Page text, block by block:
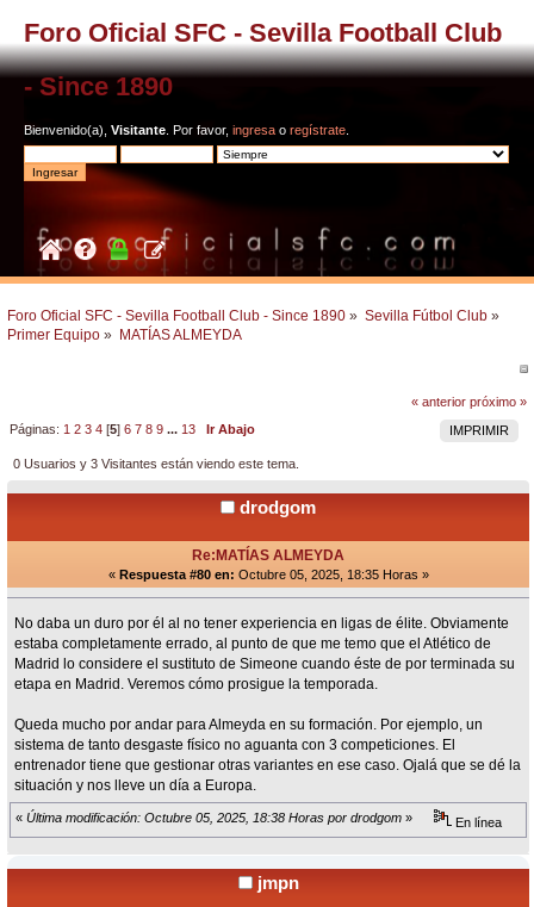
Foro Oficial SFC - Sevilla Football Club
- Since 1890
Bienvenido(a), Visitante . Por favor, ingresa o regístrate
Foro Oficial SFC - Sevilla Football Club - Since 1890 » Sevilla Fútbol Club »
Primer Equipo » MATÍAS ALMEYDA
« anterior próximo »
IMPRIMIR
Páginas: 1 2 3 4 [5]6 7 8 9 ... 13 Ir Abajo
0 Usuarios y 3 Visitantes están viendo este tema.
drodgom
Re:MATÍAS ALMEYDA
« Respuesta #80 en: Octubre 05, 2025, 18:35 Horas »
No daba un duro por él al no tener experiencia en ligas de élite. Obviamente
estaba completamente errado, al punto de que me temo que el Atlético de
Madrid lo considere el sustituto de Simeone cuando éste de por terminada su
etapa en Madrid. Veremos cómo prosigue la temporada.
Queda mucho por andar para Almeyda en su formación. Por ejemplo, un
sistema de tanto desgaste físico no aguanta con 3 competiciones. El
entrenador tiene que gestionar otras variantes en ese caso. Ojalá que se dé la
situación y nos lleve un día a Europa.
« Última modificación: Octubre 05, 2025, 18:38 Horas por drodgom » En línea
jmpn